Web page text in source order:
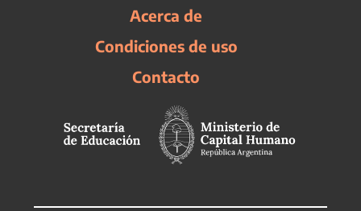
Acerca de
Condiciones de uso
Contacto